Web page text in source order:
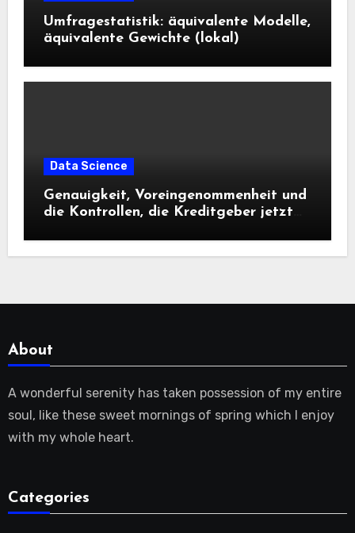
Umfragestatistik: äquivalente Modelle,
äquivalente Gewichte (lokal)
Data Science
Genauigkeit, Voreingenommenheit und
die Kontrollen, die Kreditgeber jetzt
About
A wonderful serenity has taken possession of my entire
soul, like these sweet mornings of spring which I enjoy
with my whole heart.
Categories